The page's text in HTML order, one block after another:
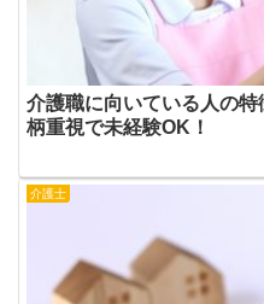
介護職に向いている人の
柄重視で未経験OK！
介護士